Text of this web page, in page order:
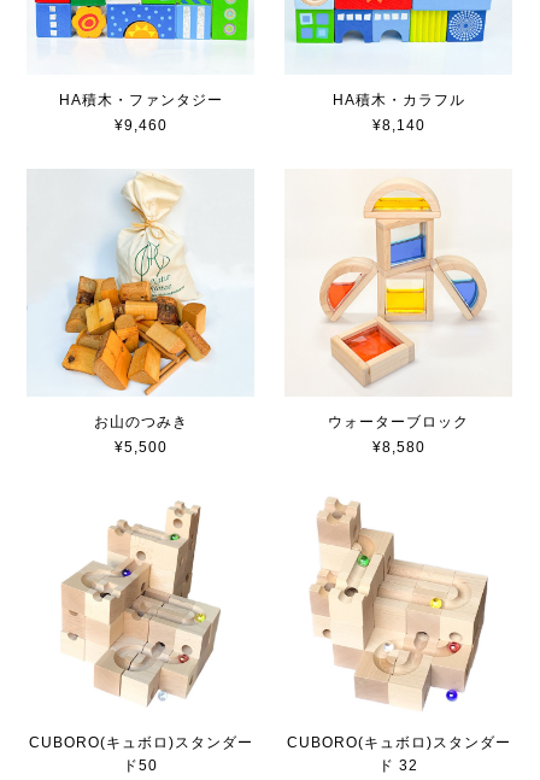
HA積木・ファンタジー
¥9,460
HA積木・カラフル
¥8,140
お山のつみき
¥5,500
ウォーターブロック
¥8,580
CUBORO(キュボロ)スタンダー
ド50
CUBORO(キュボロ)スタンダー
ド 32